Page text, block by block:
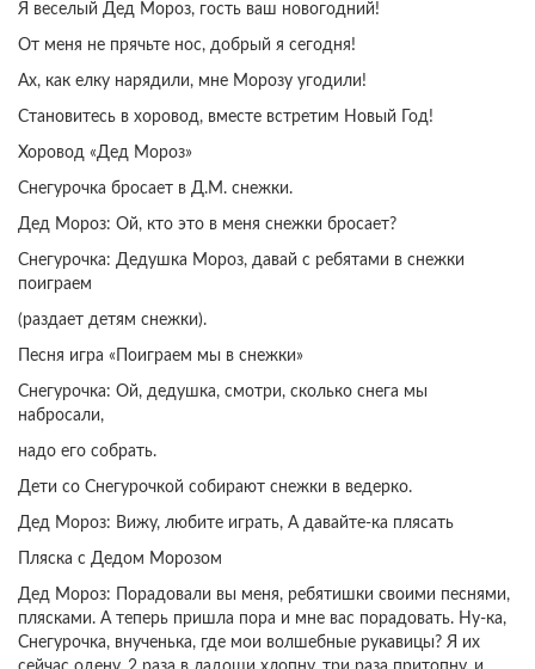
Я веселый Дед Мороз, гость ваш новогодний!
От меня не прячьте нос, добрый я сегодня!
Ах, как елку нарядили, мне Морозу угодили!
Становитесь в хоровод, вместе встретим Новый Год!
Хоровод «Дед Мороз»
Снегурочка бросает в Д.М. снежки.
Дед Мороз: Ой, кто это в меня снежки бросает?
Снегурочка: Дедушка Мороз, давай с ребятами в снежки
поиграем
(раздает детям снежки).
Песня игра «Поиграем мы в снежки»
Снегурочка: Ой, дедушка, смотри, сколько снега мы
набросали,
надо его собрать.
Дети со Снегурочкой собирают снежки в ведерко.
Дед Мороз: Вижу, любите играть, А давайте-ка плясать
Пляска с Дедом Морозом
Дед Мороз: Порадовали вы меня, ребятишки своими песнями,
плясками. А теперь пришла пора и мне вас порадовать. Ну-ка,
Снегурочка, внученька, где мои волшебные рукавицы? Я их